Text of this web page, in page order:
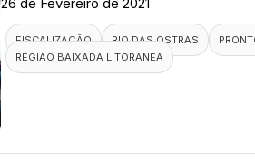
26 de Fevereiro de 2021
FISCALIZAÇÃO RIO DAS OSTRAS
REGIÃO BAIXADA LITORÂNEA